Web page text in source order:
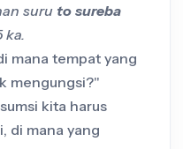
suru to sureba
ka.
mana tempat yang
mengungsi?"
kita harus
di mana yang